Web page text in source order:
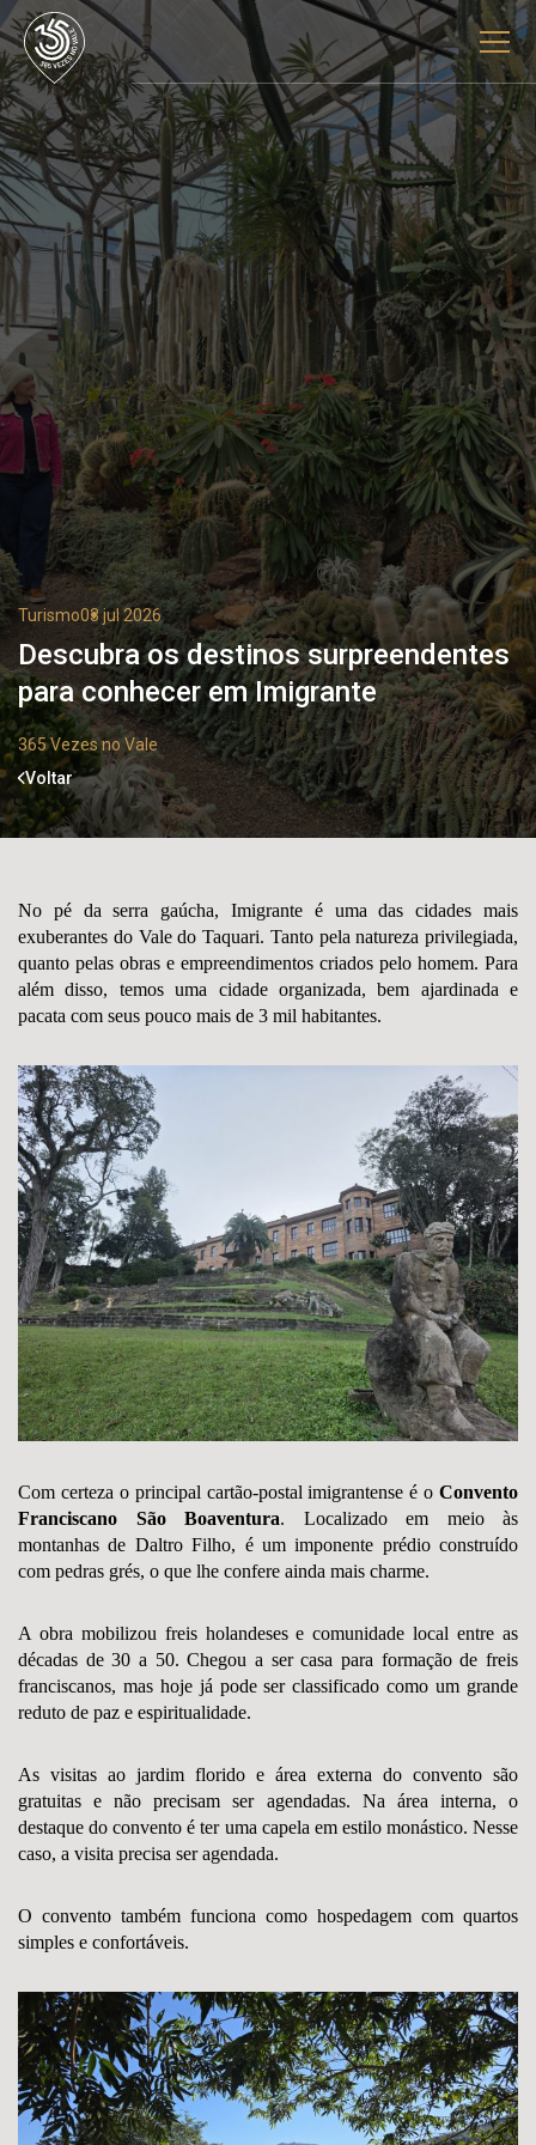
Turismo03 jul 2026
Descubra os destinos surpreendentes
para conhecer em Imigrante
365 Vezes no Vale
Voltar
No pé da serra gaúcha, Imigrante é uma das cidades mais
exuberantes do Vale do Taquari. Tanto pela natureza privilegiada,
quanto pelas obras e empreendimentos criados pelo homem. Para
além disso, temos uma cidade organizada, bem ajardinada e
pacata com seus pouco mais de 3 mil habitantes.
Com certeza o principal cartão-postal imigrantense é o Convento
Franciscano São Boaventura. Localizado em meio às
montanhas de Daltro Filho, é um imponente prédio construído
com pedras grés, o que lhe confere ainda mais charme.
A obra mobilizou freis holandeses e comunidade local entre as
décadas de 30 a 50. Chegou a ser casa para formação de freis
franciscanos, mas hoje já pode ser classificado como um grande
reduto de paz e espiritualidade.
As visitas ao jardim florido e área externa do convento são
gratuitas e não precisam ser agendadas. Na área interna, o
destaque do convento é ter uma capela em estilo monástico. Nesse
caso, a visita precisa ser agendada.
O convento também funciona como hospedagem com quartos
simples e confortáveis.